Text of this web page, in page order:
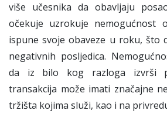
više učesnika da obavljaju
očekuje uzrokuje nemogućnost
ispune svoje obaveze u roku, što
negativnih posljedica.
da iz bilo kog razloga izvrši
transakcija može imati značajne
tržišta kojima služi, kao i na